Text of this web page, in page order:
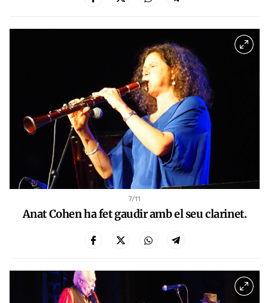
7/11
Anat Cohen ha fet gaudir amb el seu clarinet.